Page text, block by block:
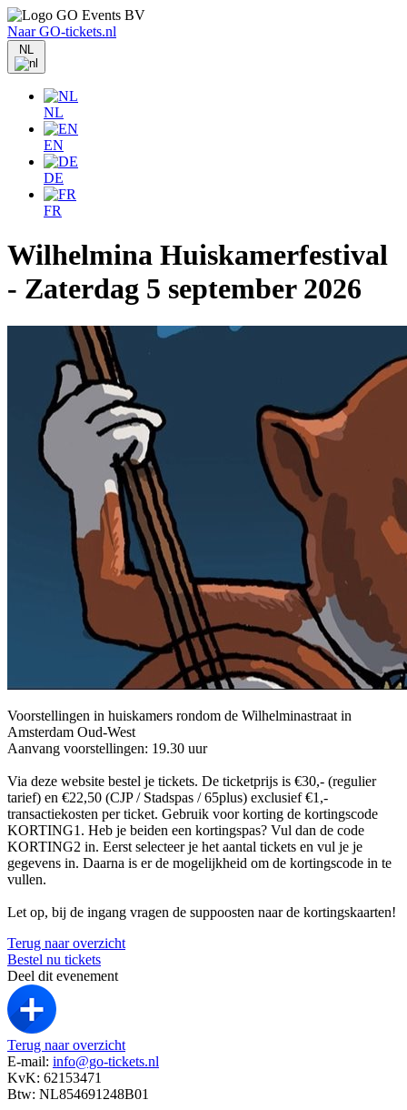
Naar GO-tickets.nl
NL
NL
EN
DE
FR
Wilhelmina Huiskamerfestival
- Zaterdag 5 september 2026
Voorstellingen in huiskamers rondom de Wilhelminastraat in
Amsterdam Oud-West
Aanvang voorstellingen: 19.30 uur
Via deze website bestel je tickets. De ticketprijs is €30,- (regulier
tarief) en €22,50 (CJP / Stadspas / 65plus) exclusief €1,-
transactiekosten per ticket. Gebruik voor korting de kortingscode
KORTING1. Heb je beiden een kortingspas? Vul dan de code
KORTING2 in. Eerst selecteer je het aantal tickets en vul je je
gegevens in. Daarna is er de mogelijkheid om de kortingscode in te
vullen.
Let op, bij de ingang vragen de suppoosten naar de kortingskaarten!
Terug naar overzicht
Bestel nu tickets
Deel dit evenement
Terug naar overzicht
E-mail: info@go-tickets.nl
KvK: 62153471
Btw: NL854691248B01